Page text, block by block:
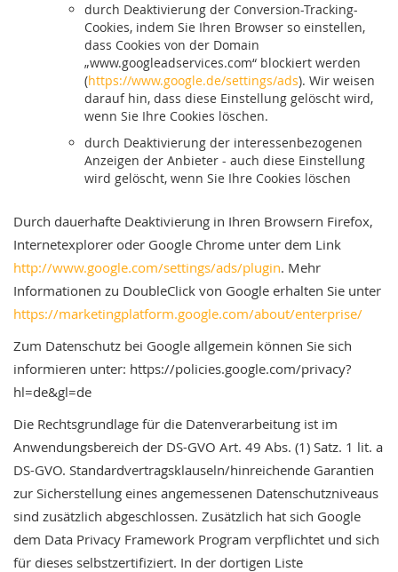
durch Deaktivierung der Conversion-Tracking-
Cookies, indem Sie Ihren Browser so einstellen,
dass Cookies von der Domain
„www.googleadservices.com“ blockiert werden
(https://www.google.de/settings/ads). Wir weisen
darauf hin, dass diese Einstellung gelöscht wird,
wenn Sie Ihre Cookies löschen.
durch Deaktivierung der interessenbezogenen
Anzeigen der Anbieter - auch diese Einstellung
wird gelöscht, wenn Sie Ihre Cookies löschen
Durch dauerhafte Deaktivierung in Ihren Browsern Firefox,
Internetexplorer oder Google Chrome unter dem Link
http://www.google.com/settings/ads/plugin. Mehr
Informationen zu DoubleClick von Google erhalten Sie unter
https://marketingplatform.google.com/about/enterprise/
Zum Datenschutz bei Google allgemein können Sie sich
informieren unter: https://policies.google.com/privacy?
hl=de&gl=de
Die Rechtsgrundlage für die Datenverarbeitung ist im
Anwendungsbereich der DS-GVO Art. 49 Abs. (1) Satz. 1 lit. a
DS-GVO. Standardvertragsklauseln/hinreichende Garantien
zur Sicherstellung eines angemessenen Datenschutzniveaus
sind zusätzlich abgeschlossen. Zusätzlich hat sich Google
dem Data Privacy Framework Program verpflichtet und sich
für dieses selbstzertifiziert. In der dortigen Liste